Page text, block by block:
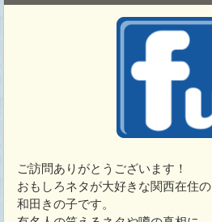
ご訪問ありがとうございます！
おもしろネタが大好きな関西在住の
和田きの子です。